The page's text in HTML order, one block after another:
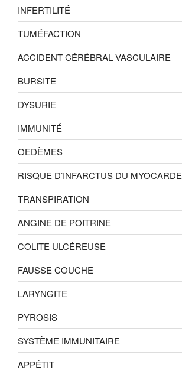
INFERTILITÉ
TUMÉFACTION
ACCIDENT CÉRÉBRAL VASCULAIRE
BURSITE
DYSURIE
IMMUNITÉ
OEDÈMES
RISQUE D’INFARCTUS DU MYOCARDE
TRANSPIRATION
ANGINE DE POITRINE
COLITE ULCÉREUSE
FAUSSE COUCHE
LARYNGITE
PYROSIS
SYSTÈME IMMUNITAIRE
APPÉTIT